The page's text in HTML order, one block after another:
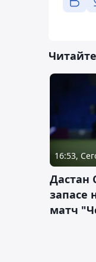
16:53,
Дастан
запасе
матч